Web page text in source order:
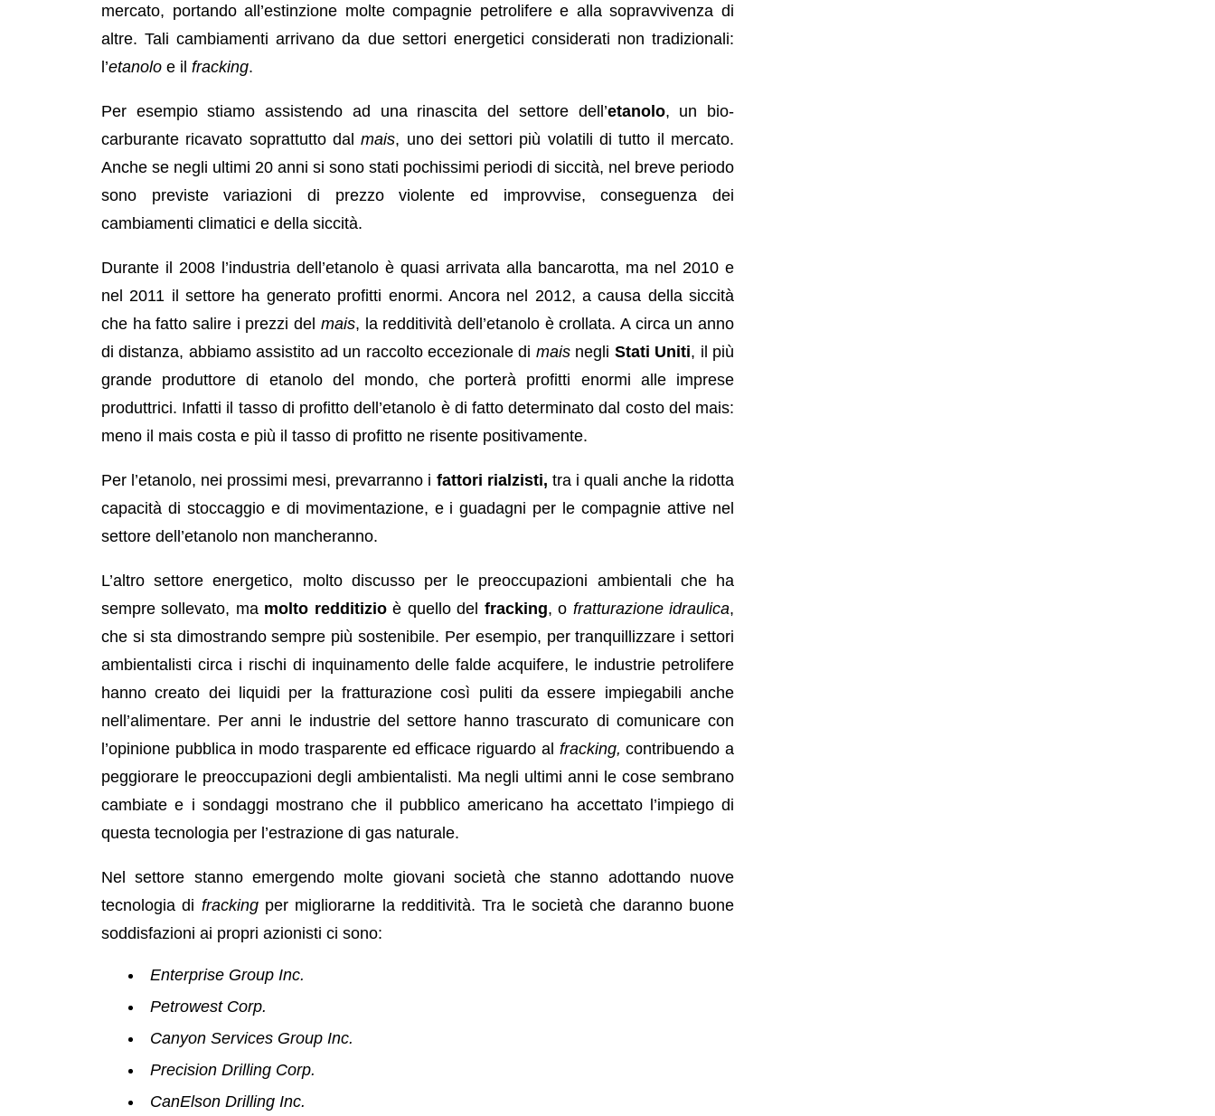
mercato, portando all’estinzione molte compagnie petrolifere e alla sopravvivenza di
altre. Tali cambiamenti arrivano da due settori energetici considerati non tradizionali:
l’etanolo e il fracking.
Per esempio stiamo assistendo ad una rinascita del settore dell’etanolo, un bio-
carburante ricavato soprattutto dalmais, uno dei settori più volatili di tutto il mercato.
Anche se negli ultimi 20 anni si sono stati pochissimi periodi di siccità, nel breve periodo
sono previste variazioni di prezzo violente ed improvvise, conseguenza dei
cambiamenti climatici e della siccità.
Durante il 2008 l’industria dell’etanolo è quasi arrivata alla bancarotta, ma nel 2010 e
nel 2011 il settore ha generato profitti enormi. Ancora nel 2012, a causa della siccità
che ha fatto salire i prezzi del mais, la redditività dell’etanolo è crollata. A circa un anno
di distanza, abbiamo assistito ad un raccolto eccezionale di maisnegli Stati Uniti, il più
grande produttore di etanolo del mondo, che porterà profitti enormi alle imprese
produttrici. Infatti il tasso di profitto dell’etanolo è di fatto determinato dal costo del mais:
meno il mais costa e più il tasso di profitto ne risente positivamente.
Per l’etanolo, nei prossimi mesi, prevarranno i fattori rialzisti, tra i quali anche la ridotta
capacità di stoccaggio e di movimentazione, e i guadagni per le compagnie attive nel
settore dell’etanolo non mancheranno.
L’altro settore energetico, molto discusso per le preoccupazioni ambientali che ha
sempre sollevato, ma molto redditizioè quello del fracking, o fratturazione idraulica,
che si sta dimostrando sempre più sostenibile. Per esempio, per tranquillizzare i settori
ambientalisti circa i rischi di inquinamento delle falde acquifere, le industrie petrolifere
hanno creato dei liquidi per la fratturazione così puliti da essere impiegabili anche
nell’alimentare. Per anni le industrie del settore hanno trascurato di comunicare con
l’opinione pubblica in modo trasparente ed efficace riguardo al fracking,contribuendo a
peggiorare le preoccupazioni degli ambientalisti. Ma negli ultimi anni le cose sembrano
cambiate e i sondaggi mostrano che il pubblico americano ha accettato l’impiego di
questa tecnologia per l’estrazione di gas naturale.
Nel settore stanno emergendo molte giovani società che stanno adottando nuove
tecnologia di fracking per migliorarne la redditività. Tra le società che daranno buone
soddisfazioni ai propri azionisti ci sono:
Enterprise Group Inc.
Petrowest Corp.
Canyon Services Group Inc.
Precision Drilling Corp.
CanElson Drilling Inc.